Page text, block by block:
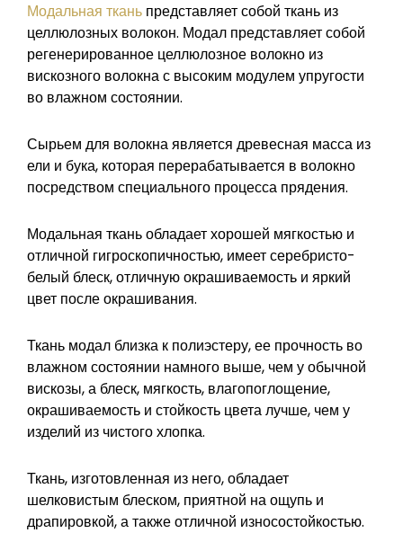
Модальная ткань представляет собой ткань из
целлюлозных волокон. Модал представляет собой
регенерированное целлюлозное волокно из
вискозного волокна с высоким модулем упругости
во влажном состоянии.
Сырьем для волокна является древесная масса из
ели и бука, которая перерабатывается в волокно
посредством специального процесса прядения.
Модальная ткань обладает хорошей мягкостью и
отличной гигроскопичностью, имеет серебристо-
белый блеск, отличную окрашиваемость и яркий
цвет после окрашивания.
Ткань модал близка к полиэстеру, ее прочность во
влажном состоянии намного выше, чем у обычной
вискозы, а блеск, мягкость, влагопоглощение,
окрашиваемость и стойкость цвета лучше, чем у
изделий из чистого хлопка.
Ткань, изготовленная из него, обладает
шелковистым блеском, приятной на ощупь и
драпировкой, а также отличной износостойкостью.